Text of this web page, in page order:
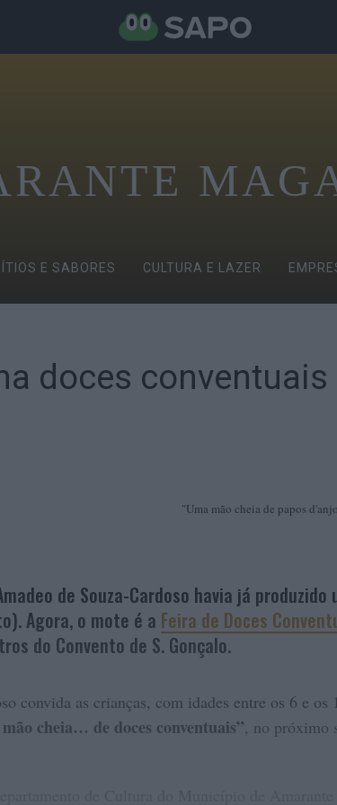
E SABORES CULTURA E LAZER
doces conventuais
"Uma mão cheia de papos
de Souza-Cardoso havia já produzido
Agora, o mote é a Feira de Doces
do Convento de S. Gonçalo.
convida as crianças, com idades entre os 6 e os
cheia… de doces conventuais”, no próximo